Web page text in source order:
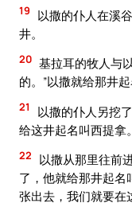
19
以撒的仆人在溪
井。
20 基拉耳的牧人与
的。”以撒就给那井
21
以撒的仆人另挖
给这井起名叫西提拿。
22
以撒从那里往前
了，他就给那井起名
张出去，我们就要在